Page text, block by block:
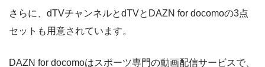
さらに、dTVチャンネルとdTVとDAZN for docomoの3点
セットも用意されています。
DAZN for docomoはスポーツ専門の動画配信サービスで、